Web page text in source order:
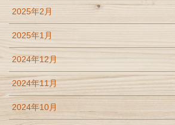
2025年2月
2025年1月
2024年12月
2024年11月
2024年10月